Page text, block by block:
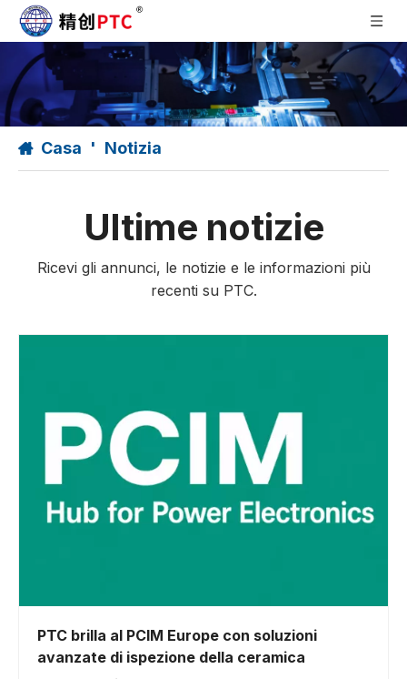
Casa ' Notizia
Ultime notizie
Ricevi gli annunci, le notizie e le informazioni più
recenti su PTC.
PTC brilla al PCIM Europe con soluzioni
avanzate di ispezione della ceramica